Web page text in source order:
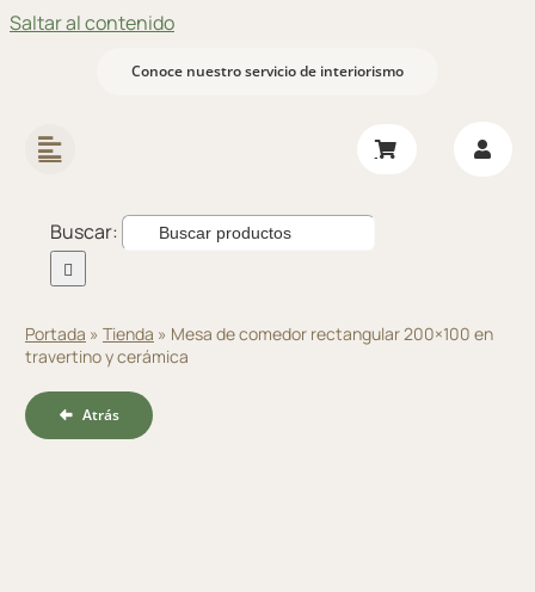
Saltar al contenido
Conoce nuestro servicio de interiorismo
Buscar:
Portada » Tienda » Mesa de comedor rectangular 200×100 en
travertino y cerámica
Atrás